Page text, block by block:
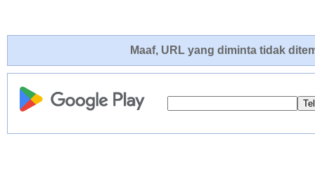
Maaf, URL yang diminta tidak